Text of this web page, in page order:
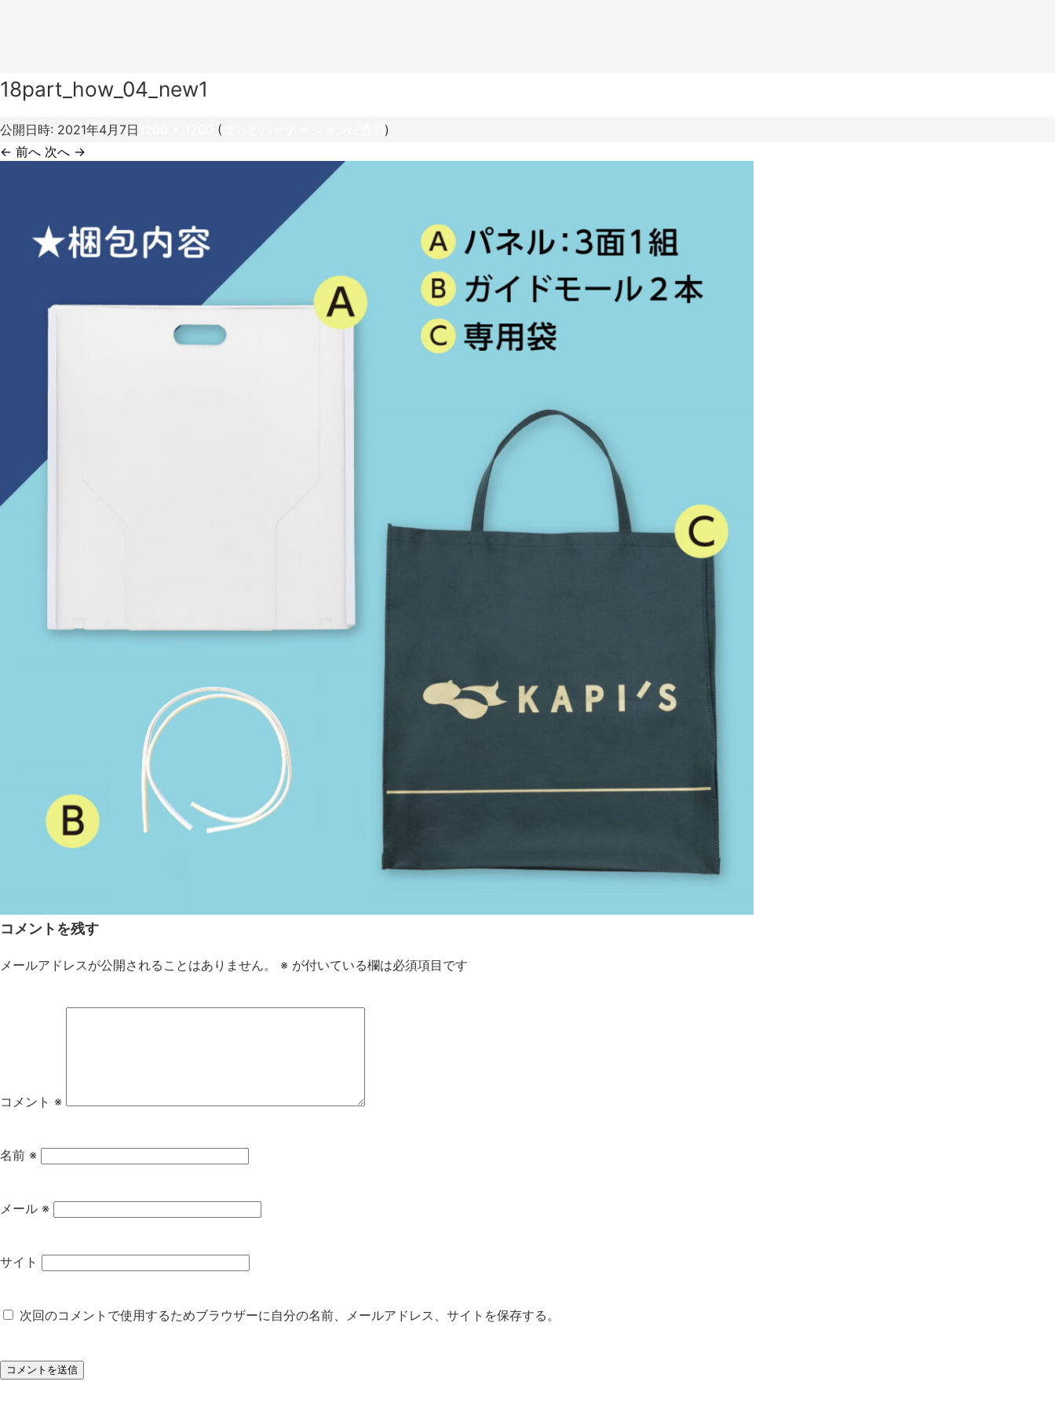
18part_how_04_new1
公開日時: 2021年4月7日 (
)
← 前へ 次へ →
コメントを残す
メールアドレスが公開されることはありません。 ※ が付いている欄は必須項目です
コメント ※
名前 ※
メール ※
サイト
次回のコメントで使用するためブラウザーに自分の名前、メールアドレス、サイトを保存する。